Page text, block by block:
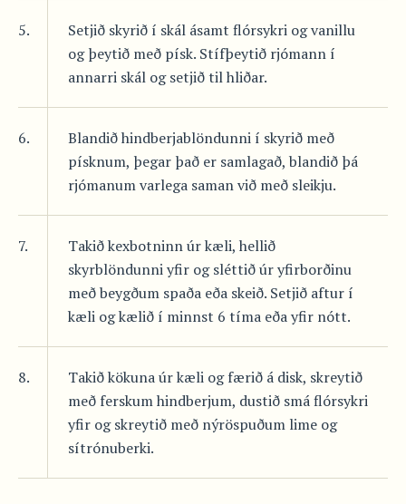
5.
Setjið skyrið í skál ásamt flórsykri og vanillu
og þeytið með písk. Stífþeytið rjómann í
annarri skál og setjið til hliðar.
6.
Blandið hindberjablöndunni í skyrið með
písknum, þegar það er samlagað, blandið þá
rjómanum varlega saman við með sleikju.
7.
Takið kexbotninn úr kæli, hellið
skyrblöndunni yfir og sléttið úr yfirborðinu
með beygðum spaða eða skeið. Setjið aftur í
kæli og kælið í minnst 6 tíma eða yfir nótt.
8.
Takið kökuna úr kæli og færið á disk, skreytið
með ferskum hindberjum, dustið smá flórsykri
yfir og skreytið með nýröspuðum lime og
sítrónuberki.